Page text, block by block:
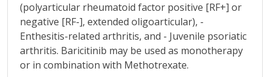
(polyarticular rheumatoid factor positive [RF+] or
negative [RF-], extended oligoarticular), -
Enthesitis-related arthritis, and - Juvenile psoriatic
arthritis. Baricitinib may be used as monotherapy
or in combination with Methotrexate.